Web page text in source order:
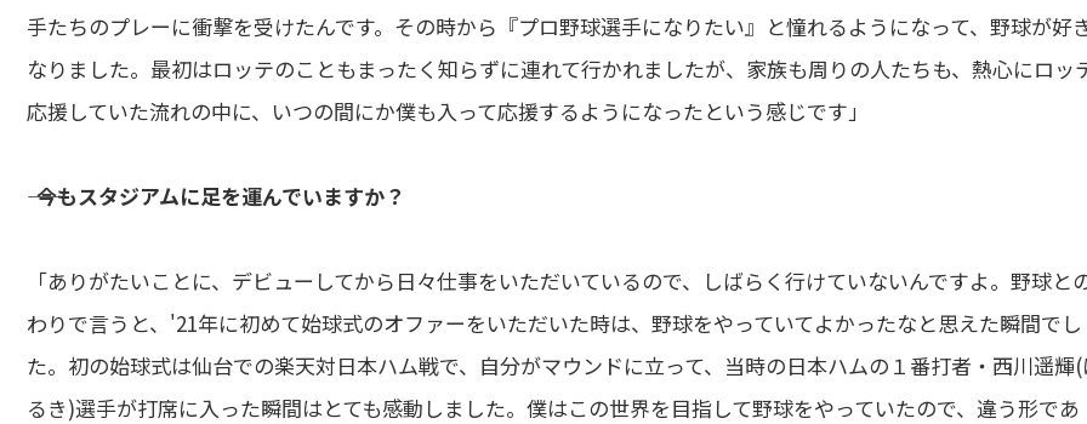
手たちのプレーに衝撃を受けたんです。その時から『プロ野球選手になりたい』と憧れるようになって、野球が好
なりました。最初はロッテのこともまったく知らずに連れて行かれましたが、家族も周りの人たちも、熱心にロッ
応援していた流れの中に、いつの間にか僕も入って応援するようになったという感じです」
―― 今もスタジアムに足を運んでいますか？
「ありがたいことに、デビューしてから日々仕事をいただいているので、しばらく行けていないんですよ。野球と
わりで言うと、'21年に初めて始球式のオファーをいただいた時は、野球をやっていてよかったなと思えた瞬間でし
た。初の始球式は仙台での楽天対日本ハム戦で、自分がマウンドに立って、当時の日本ハムの１番打者・西川遥輝
るき)選手が打席に入った瞬間はとても感動しました。僕はこの世界を目指して野球をやっていたので、違う形であ